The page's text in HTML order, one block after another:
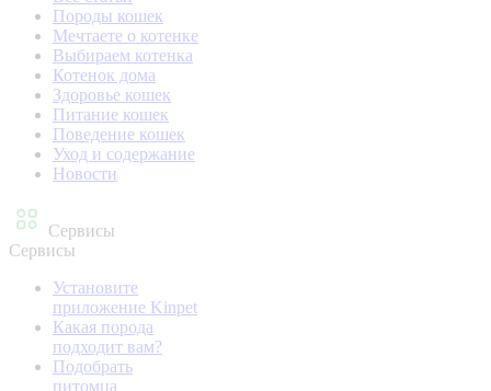
Породы кошек
Мечтаете о котенке
Выбираем котенка
Котенок дома
Здоровье кошек
Питание кошек
Поведение кошек
Уход и содержание
Новости
Сервисы
Сервисы
Установите
приложение Kinpet
Какая порода
подходит вам?
Подобрать
питомца